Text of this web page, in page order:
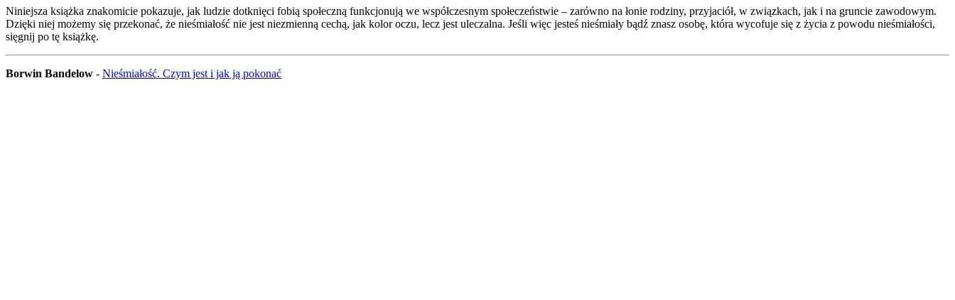
Niniejsza książka znakomicie pokazuje, jak ludzie dotknięci fobią społeczną funkcjonują we współczesnym społeczeństwie – zarówno na łonie rodziny, przyjaciół, w związkach, jak i na gruncie zawodowym.
Dzięki niej możemy się przekonać, że nieśmiałość nie jest niezmienną cechą, jak kolor oczu, lecz jest uleczalna. Jeśli więc jesteś nieśmiały bądź znasz osobę, która wycofuje się z życia z powodu nieśmiałości,
sięgnij po tę książkę.
Borwin Bandelow - Nieśmiałość. Czym jest i jak ją pokonać